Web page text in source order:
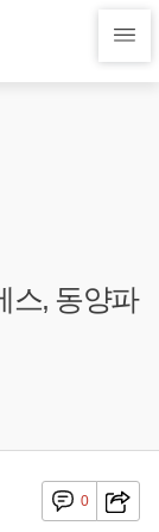
스, 동양파
0